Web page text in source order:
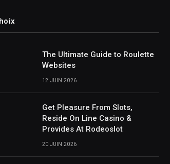
The Ultimate Guide to Roulette
Websites
12 JUIN 2026
Get Pleasure From Slots,
Reside On Line Casino &
Provides At Rodeoslot
20 JUIN 2026